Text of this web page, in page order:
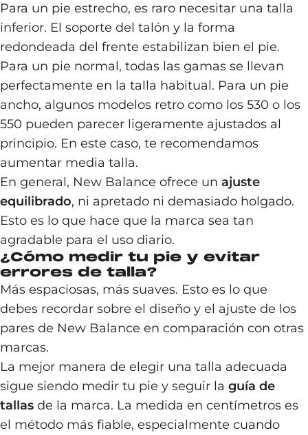
Para un pie estrecho, es raro necesitar una talla
inferior. El soporte del talón y la forma
redondeada del frente estabilizan bien el pie.
Para un pie normal, todas las gamas se llevan
perfectamente en la talla habitual. Para un pie
ancho, algunos modelos retro como los 530 o los
550 pueden parecer ligeramente ajustados al
principio. En este caso, te recomendamos
aumentar media talla.
En general, New Balance ofrece un ajuste
equilibrado, ni apretado ni demasiado holgado.
Esto es lo que hace que la marca sea tan
agradable para el uso diario.
¿Cómo medir tu pie y evitar
errores de talla?
Más espaciosas, más suaves. Esto es lo que
debes recordar sobre el diseño y el ajuste de los
pares de New Balance en comparación con otras
marcas.
La mejor manera de elegir una talla adecuada
sigue siendo medir tu pie y seguir la guía de
tallas de la marca. La medida en centímetros es
el método más fiable, especialmente cuando